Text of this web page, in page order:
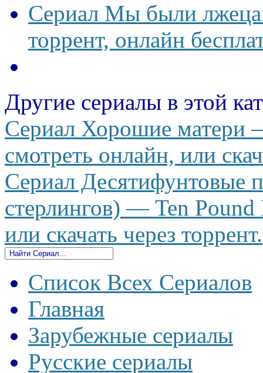
Сериал Мы были
торрент, онлайн
Другие сериалы в этой
Сериал Хорошие матери
смотреть онлайн, или
Сериал Десятифунтовые
стерлингов) — Ten Pound
или скачать через торрент.
Список Всех Сериалов
Главная
Зарубежные сериалы
Русские сериалы